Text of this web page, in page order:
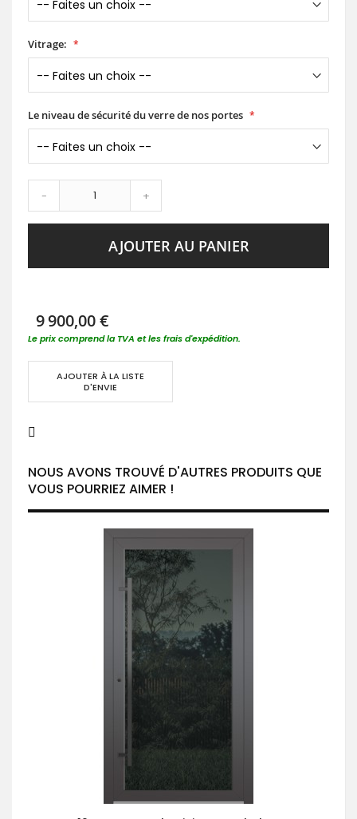
Vitrage:
Le niveau de sécurité du verre de nos portes
- +
AJOUTER AU PANIER
9 900,00 €
Le prix comprend la TVA et les frais d'expédition.
AJOUTER À LA LISTE
D'ENVIE
NOUS AVONS TROUVÉ D'AUTRES PRODUITS QUE
VOUS POURRIEZ AIMER !